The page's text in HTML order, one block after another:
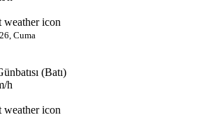
Cuma
(Batı)
h